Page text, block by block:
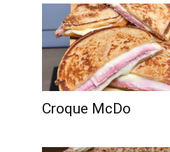
Croque McDo